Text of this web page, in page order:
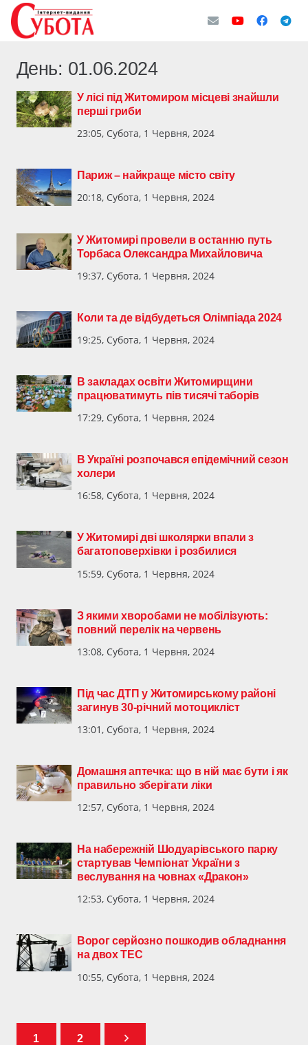
День: 01.06.2024
У лісі під Житомиром місцеві знайшли
перші гриби
23:05, Субота, 1 Червня, 2024
Париж – найкраще місто світу
20:18, Субота, 1 Червня, 2024
У Житомирі провели в останню путь
Торбаса Олександра Михайловича
19:37, Субота, 1 Червня, 2024
Коли та де відбудеться Олімпіада 2024
19:25, Субота, 1 Червня, 2024
В закладах освіти Житомирщини
працюватимуть пів тисячі таборів
17:29, Субота, 1 Червня, 2024
В Україні розпочався епідемічний сезон
холери
16:58, Субота, 1 Червня, 2024
У Житомирі дві школярки впали з
багатоповерхівки і розбилися
15:59, Субота, 1 Червня, 2024
З якими хворобами не мобілізують:
повний перелік на червень
13:08, Субота, 1 Червня, 2024
Під час ДТП у Житомирському районі
загинув 30-річний мотоцикліст
13:01, Субота, 1 Червня, 2024
Домашня аптечка: що в ній має бути і як
правильно зберігати ліки
12:57, Субота, 1 Червня, 2024
На набережній Шодуарівського парку
стартував Чемпіонат України з
веслування на човнах «Дракон»
12:53, Субота, 1 Червня, 2024
Ворог серйозно пошкодив обладнання
на двох ТЕС
10:55, Субота, 1 Червня, 2024
1 2